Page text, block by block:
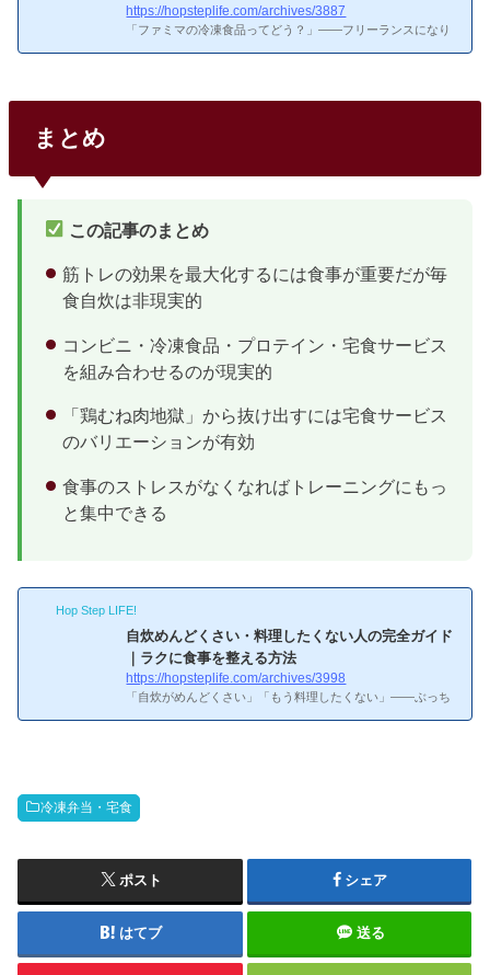
https://hopsteplife.com/archives/3887
「ファミマの冷凍食品ってどう？」――フリーランスになり
充実していることに気づいて、気がつけばリピート買いする
パスタ・麺類と幅広いラインナップ価格帯：274〜498円（税
まとめ
この記事のまとめ
筋トレの効果を最大化するには食事が重要だが毎
食自炊は非現実的
コンビニ・冷凍食品・プロテイン・宅食サービス
を組み合わせるのが現実的
「鶏むね肉地獄」から抜け出すには宅食サービス
のバリエーションが有効
食事のストレスがなくなればトレーニングにもっ
と集中できる
Hop Step LIFE!
自炊めんどくさい・料理したくない人の完全ガイド
｜ラクに食事を整える方法
https://hopsteplife.com/archives/3998
「自炊がめんどくさい」「もう料理したくない」——ぶっち
感じている方に向けて、ラクに食事を整えるさまざまな方法
冷凍弁当・宅食
ポスト シェア
はてブ 送る